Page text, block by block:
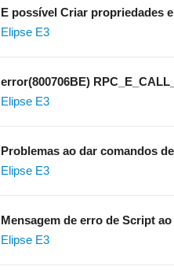
E possível Criar propriedades
Elipse E3
error(800706BE)
Elipse E3
Problemas ao dar comandos
Elipse E3
Mensagem de erro de Script
Elipse E3